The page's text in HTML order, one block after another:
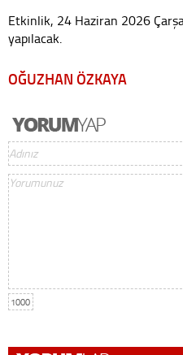
Etkinlik, 24 Haziran 2026
yapılacak.
OĞUZHAN ÖZKAYA
1000